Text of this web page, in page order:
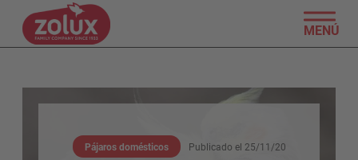
MENÚ
Pájaros domésticos Publicado el 25/11/20